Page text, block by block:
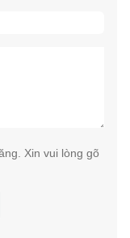
Xin vui lòng gõ